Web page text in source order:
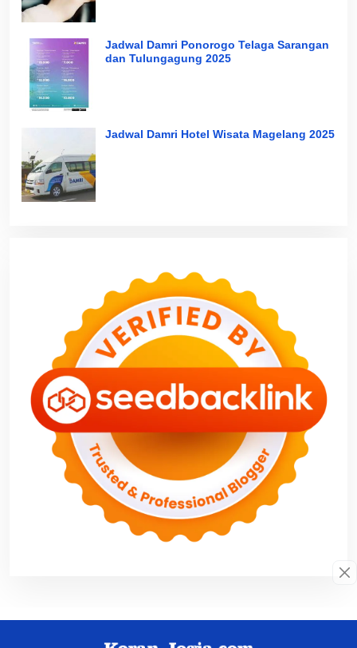
Jadwal Damri Ponorogo Telaga Sarangan
dan Tulungagung 2025
Jadwal Damri Hotel Wisata Magelang 2025